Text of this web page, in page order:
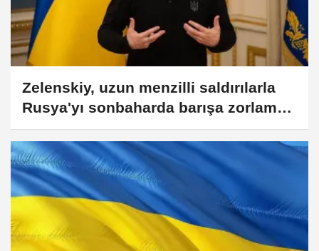
Zelenskiy, uzun menzilli saldırılarla
Rusya'yı sonbaharda barışa zorlamak
istediklerini söyledi